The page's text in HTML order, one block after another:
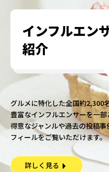
インフルエン
紹介
グルメに特化した全国約2,300
豊富なインフルエンサーを一部
得意なジャンルや過去の投稿
フィールをご覧いただけます。
詳しく見る